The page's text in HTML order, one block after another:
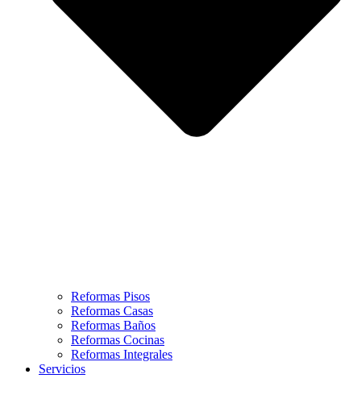
Reformas Pisos
Reformas Casas
Reformas Baños
Reformas Cocinas
Reformas Integrales
Servicios